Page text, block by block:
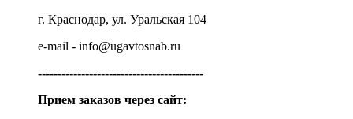
г. Краснодар, ул. Уральская 104
e-mail - info@ugavtosnab.ru
------------------------------------------
Прием заказов через сайт: